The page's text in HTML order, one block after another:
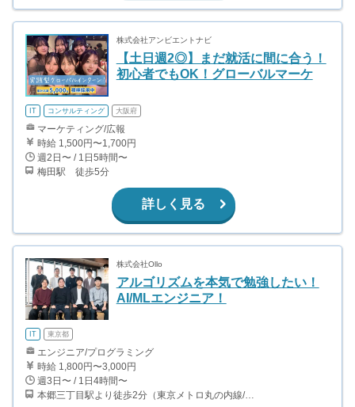
株式会社アンビエントナビ
【土日週2◎】まだ就活に間に合う！
初心者でもOK！グローバルマーケ
IT コンサルティング 大阪府
マーケティング/広報
時給 1,500円〜1,700円
週2日〜 / 1日5時間〜
梅田駅 徒歩5分
詳しく見る
株式会社Ollo
アルゴリズムを本気で勉強したい！
AI/MLエンジニア！
IT 東京都
エンジニア/プログラミング
時給 1,800円〜3,000円
週3日〜 / 1日4時間〜
本郷三丁目駅より徒歩2分（東京メトロ丸の内線/都営地下鉄大江戸線）